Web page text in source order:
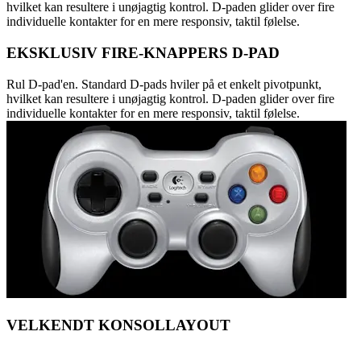
hvilket kan resultere i unøjagtig kontrol. D-paden glider over fire
individuelle kontakter for en mere responsiv, taktil følelse.
EKSKLUSIV FIRE-KNAPPERS D-PAD
Rul D-pad'en. Standard D-pads hviler på et enkelt pivotpunkt,
hvilket kan resultere i unøjagtig kontrol. D-paden glider over fire
individuelle kontakter for en mere responsiv, taktil følelse.
VELKENDT KONSOLLAYOUT